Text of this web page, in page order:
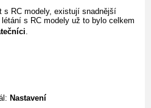
s RC modely, existují snadnější
s RC modely už to bylo celkem
.
Nastavení